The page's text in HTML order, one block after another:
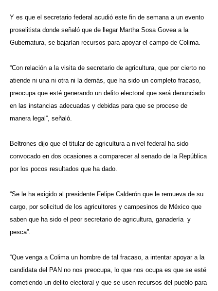
Y es que el secretario federal acudió este fin de semana a un evento
proselitista donde señaló que de llegar Martha Sosa Govea a la
Gubernatura, se bajarían recursos para apoyar el campo de Colima.
“Con relación a la visita de secretario de agricultura, que por cierto no
atiende ni una ni otra ni la demás, que ha sido un completo fracaso,
preocupa que esté generando un delito electoral que será denunciado
en las instancias adecuadas y debidas para que se procese de
manera legal”, señaló.
Beltrones dijo que el titular de agricultura a nivel federal ha sido
convocado en dos ocasiones a comparecer al senado de la República
por los pocos resultados que ha dado.
“Se le ha exigido al presidente Felipe Calderón que le remueva de su
cargo, por solicitud de los agricultores y campesinos de México que
saben que ha sido el peor secretario de agricultura, ganadería y
pesca”.
“Que venga a Colima un hombre de tal fracaso, a intentar apoyar a la
candidata del PAN no nos preocupa, lo que nos ocupa es que se esté
cometiendo un delito electoral y que se usen recursos del pueblo para